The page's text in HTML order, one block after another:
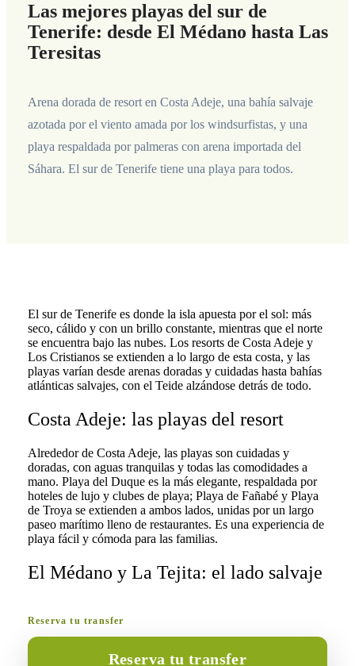
Las mejores playas del sur de
Tenerife: desde El Médano hasta Las
Teresitas
Arena dorada de resort en Costa Adeje, una bahía salvaje
azotada por el viento amada por los windsurfistas, y una
playa respaldada por palmeras con arena importada del
Sáhara. El sur de Tenerife tiene una playa para todos.
El sur de Tenerife es donde la isla apuesta por el sol: más
seco, cálido y con un brillo constante, mientras que el norte
se encuentra bajo las nubes. Los resorts de Costa Adeje y
Los Cristianos se extienden a lo largo de esta costa, y las
playas varían desde arenas doradas y cuidadas hasta bahías
atlánticas salvajes, con el Teide alzándose detrás de todo.
Costa Adeje: las playas del resort
Alrededor de Costa Adeje, las playas son cuidadas y
doradas, con aguas tranquilas y todas las comodidades a
mano. Playa del Duque es la más elegante, respaldada por
hoteles de lujo y clubes de playa; Playa de Fañabé y Playa
de Troya se extienden a ambos lados, unidas por un largo
paseo marítimo lleno de restaurantes. Es una experiencia de
playa fácil y cómoda para las familias.
El Médano y La Tejita: el lado salvaje
Reserva tu transfer
Reserva tu transfer